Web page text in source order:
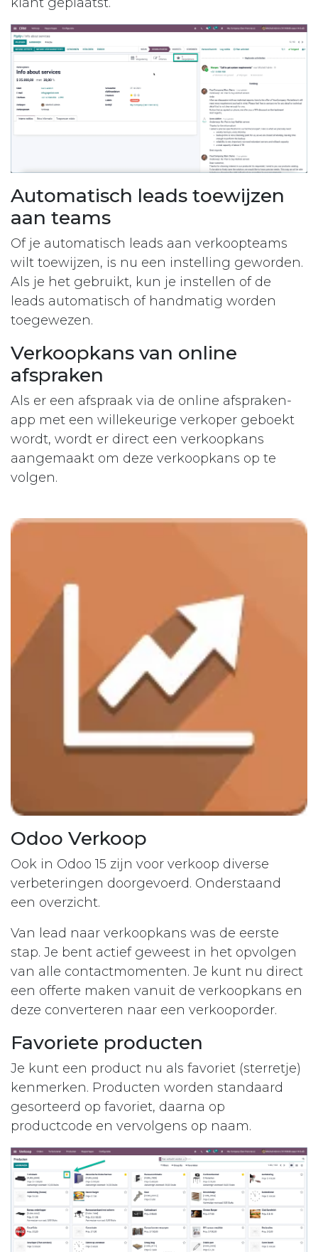
Automatisch leads toewijzen
aan teams
Of je automatisch leads aan verkoopteams
wilt toewijzen, is nu een instelling geworden.
Als je het gebruikt, kun je instellen of de
leads automatisch of handmatig worden
toegewezen.
Verkoopkans van online
afspraken
Als er een afspraak via de online afspraken-
app met een willekeurige verkoper geboekt
wordt, wordt er direct een verkoopkans
aangemaakt om deze verkoopkans op te
volgen.
Odoo Verkoop
Ook in Odoo 15 zijn voor verkoop diverse
verbeteringen doorgevoerd. Onderstaand
een overzicht.
Van lead naar verkoopkans was de eerste
stap. Je bent actief geweest in het opvolgen
van alle contactmomenten. Je kunt nu direct
een offerte maken vanuit de verkoopkans en
deze converteren naar een verkooporder.
Favoriete producten
Je kunt een product nu als favoriet (sterretje)
kenmerken. Producten worden standaard
gesorteerd op favoriet, daarna op
productcode en vervolgens op naam.